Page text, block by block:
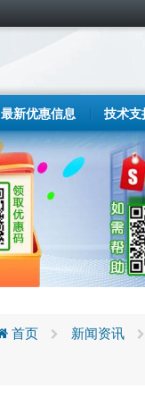
最新优惠信息 技术支
首页 新闻资讯